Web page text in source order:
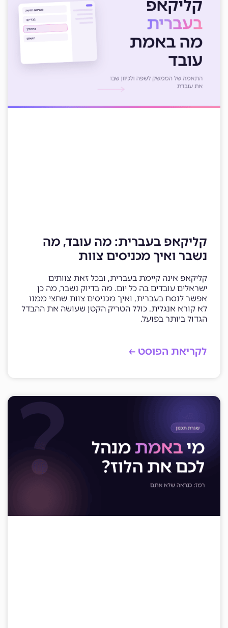
קליקאפ בעברית: מה עובד, מה
נשבר ואיך מכניסים צוות
קליקאפ אינה קיימת בעברית, ובכל זאת צוותים
ישראלים עובדים בה כל יום. מה בדיוק נשבר, מה כן
אפשר לנסח בעברית, ואיך מכניסים צוות שחצי ממנו
לא קורא אנגלית. כולל הטריק הקטן שעושה את ההבדל
הגדול ביותר בפועל.
לקריאת הפוסט ←